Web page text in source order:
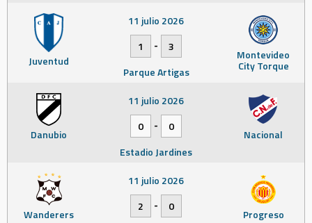
Juventud Montevideo
City Torque
11 julio 2026
1
-
3
Parque Artigas
Danubio Nacional
11 julio 2026
0
-
0
Estadio Jardines
Wanderers Progreso
11 julio 2026
2
-
0